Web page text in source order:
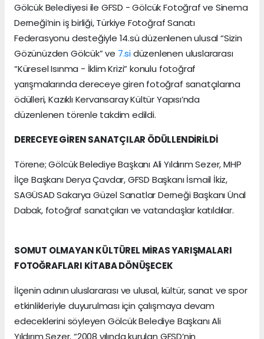
Gölcük Belediyesi ile GFSD - Gölcük Fotoğraf ve Sinema
Derneği’nin iş birliği, Türkiye Fotoğraf Sanatı
Federasyonu desteğiyle 14.sü düzenlenen ulusal “Sizin
Gözünüzden Gölcük” ve 7.sidüzenlenen uluslararası
“Küresel Isınma - İklim Krizi” konulu fotoğraf
yarışmalarında dereceye giren fotoğraf sanatçılarına
ödülleri, Kazıklı Kervansaray Kültür Yapısı’nda
düzenlenen törenle takdim edildi.
DERECEYE GİREN SANATÇILAR ÖDÜLLENDİRİLDİ
Törene; Gölcük Belediye Başkanı Ali Yıldırım Sezer, MHP
İlçe Başkanı Derya Çavdar, GFSD Başkanı İsmail İkiz,
SAGÜSAD Sakarya Güzel Sanatlar Derneği Başkanı Ünal
Dabak, fotoğraf sanatçıları ve vatandaşlar katıldılar.
SOMUT OLMAYAN KÜLTÜREL MİRAS YARIŞMALARI
FOTOĞRAFLARI KİTABA DÖNÜŞECEK
İlçenin adının uluslararası ve ulusal, kültür, sanat ve spor
etkinlikleriyle duyurulması için çalışmaya devam
edeceklerini söyleyen Gölcük Belediye Başkanı Ali
Yıldırım Sezer, “2008 yılında kurulan GFSD’nin